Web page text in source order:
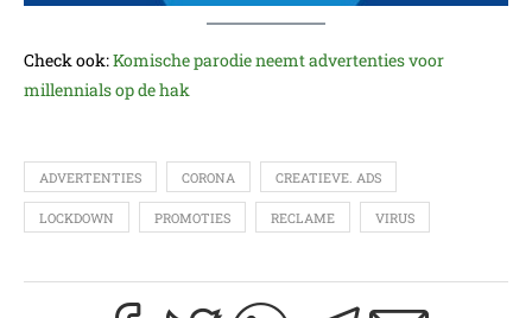
Check ook:Komische parodie neemt advertenties voor
millennials op de hak
ADVERTENTIES CORONA CREATIEVE. ADS
LOCKDOWN PROMOTIES RECLAME VIRUS